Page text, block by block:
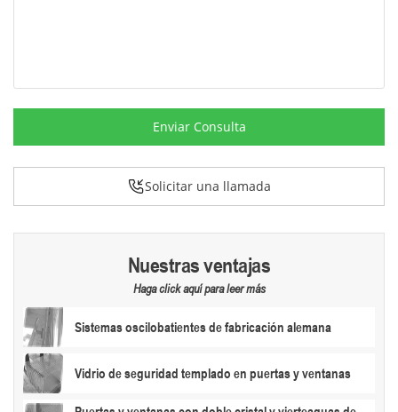
Enviar Consulta
Solicitar una llamada
Nuestras ventajas
Haga click aquí para leer más
Sistemas oscilobatientes de fabricación alemana
Vidrio de seguridad templado en puertas y ventanas